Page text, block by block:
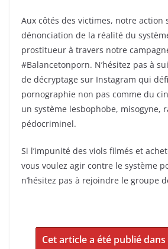
Aux côtés des victimes, notre action
dénonciation de la réalité du
prostitueur à travers notre
#Balancetonporn. N’hésitez pas à
de décryptage sur Instagram qui
pornographie non pas comme du
un système lesbophobe, misogyne,
pédocriminel.
Si l’impunité des viols filmés et
vous voulez agir contre le système
n’hésitez pas à rejoindre le groupe
Cet article a été publié